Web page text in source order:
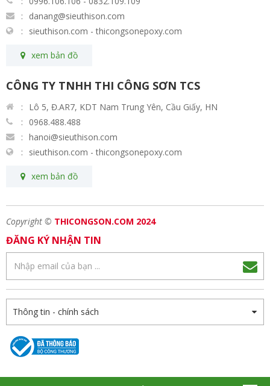
danang@sieuthison.com
sieuthison.com - thicongsonepoxy.com
xem bản đồ
CÔNG TY TNHH THI CÔNG SƠN TCS
Lô 5, Đ.AR7, KDT Nam Trung Yên, Cầu Giấy, HN
0968.488.488
hanoi@sieuthison.com
sieuthison.com - thicongsonepoxy.com
xem bản đồ
Copyright © THICONGSON.COM 2024
ĐĂNG KÝ NHẬN TIN
Thông tin - chính sách